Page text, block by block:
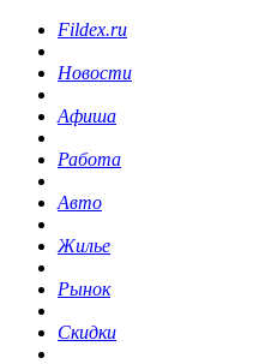
Fildex.ru
Новости
Афиша
Работа
Авто
Жилье
Рынок
Скидки